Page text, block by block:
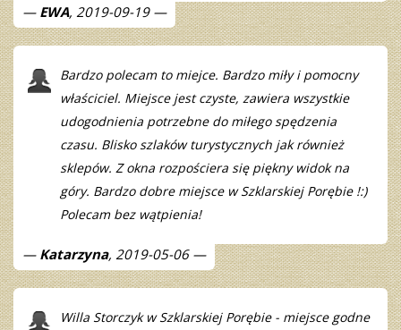
EWA, 2019-09-19
Bardzo polecam to miejce. Bardzo miły i pomocny
właściciel. Miejsce jest czyste, zawiera wszystkie
udogodnienia potrzebne do miłego spędzenia
czasu. Blisko szlaków turystycznych jak również
sklepów. Z okna rozpościera się piękny widok na
góry. Bardzo dobre miejsce w Szklarskiej Porębie !:)
Polecam bez wątpienia!
Katarzyna, 2019-05-06
Willa Storczyk w Szklarskiej Porębie - miejsce godne